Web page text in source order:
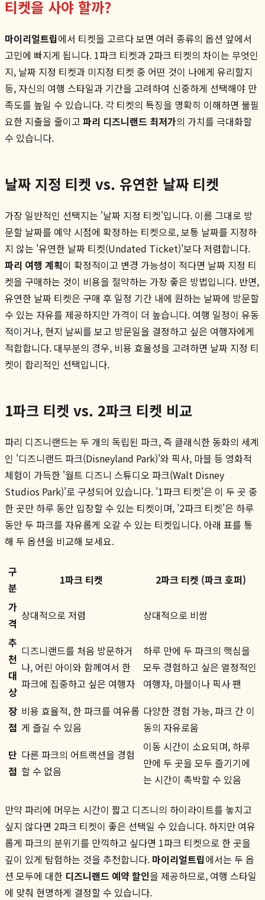
티켓을 사야 할까?
마이리얼트립에서 티켓을 고르다 보면 여러 종류의 옵션 앞에서
고민에 빠지게 됩니다. 1파크 티켓과 2파크 티켓의 차이는 무엇인
지, 날짜 지정 티켓과 미지정 티켓 중 어떤 것이 나에게 유리할지
등, 자신의 여행 스타일과 기간을 고려하여 신중하게 선택해야 만
족도를 높일 수 있습니다. 각 티켓의 특징을 명확히 이해하면 불필
요한 지출을 줄이고 파리 디즈니랜드 최저가의 가치를 극대화할
수 있습니다.
날짜 지정 티켓 vs. 유연한 날짜 티켓
가장 일반적인 선택지는 '날짜 지정 티켓'입니다. 이름 그대로 방
문할 날짜를 예약 시점에 확정하는 티켓으로, 보통 날짜를 지정하
지 않는 '유연한 날짜 티켓(Undated Ticket)'보다 저렴합니다.
파리 여행 계획이 확정적이고 변경 가능성이 적다면 날짜 지정 티
켓을 구매하는 것이 비용을 절약하는 가장 좋은 방법입니다. 반면,
유연한 날짜 티켓은 구매 후 일정 기간 내에 원하는 날짜에 방문할
수 있는 자유를 제공하지만 가격이 더 높습니다. 여행 일정이 유동
적이거나, 현지 날씨를 보고 방문일을 결정하고 싶은 여행자에게
적합합니다. 대부분의 경우, 비용 효율성을 고려하면 날짜 지정 티
켓이 합리적인 선택입니다.
1파크 티켓 vs. 2파크 티켓 비교
파리 디즈니랜드는 두 개의 독립된 파크, 즉 클래식한 동화의 세계
인 '디즈니랜드 파크(Disneyland Park)'와 픽사, 마블 등 영화적
체험이 가득한 '월트 디즈니 스튜디오 파크(Walt Disney
Studios Park)'로 구성되어 있습니다. '1파크 티켓'은 이 두 곳 중
한 곳만 하루 동안 입장할 수 있는 티켓이며, '2파크 티켓'은 하루
동안 두 파크를 자유롭게 오갈 수 있는 티켓입니다. 아래 표를 통
해 두 옵션을 비교해 보세요.
구
분
1파크 티켓
2파크 티켓 (파크 호퍼)
가
격
상대적으로 저렴
상대적으로 비쌈
추
천
대
상
디즈니랜드를 처음 방문하거
나, 어린 아이와 함께여서 한
파크에 집중하고 싶은 여행자
하루 만에 두 파크의 핵심을
모두 경험하고 싶은 열정적인
여행자, 마블이나 픽사 팬
장
점
비용 효율적, 한 파크를 여유롭
게 즐길 수 있음
다양한 경험 가능, 파크 간 이
동의 자유로움
단
점
다른 파크의 어트랙션을 경험
할 수 없음
이동 시간이 소요되며, 하루
만에 두 곳을 모두 즐기기에
는 시간이 촉박할 수 있음
만약 파리에 머무는 시간이 짧고 디즈니의 하이라이트를 놓치고
싶지 않다면 2파크 티켓이 좋은 선택일 수 있습니다. 하지만 여유
롭게 파크의 분위기를 만끽하고 싶다면 1파크 티켓으로 한 곳을
깊이 있게 탐험하는 것을 추천합니다. 마이리얼트립에서는 두 옵
션 모두에 대한 디즈니랜드 예약 할인을 제공하므로, 여행 스타일
에 맞춰 현명하게 결정할 수 있습니다.